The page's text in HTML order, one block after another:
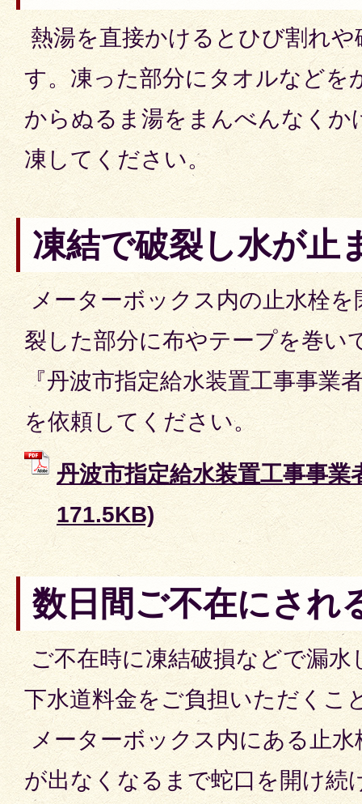
熱湯を直接かけるとひび割れ
す。凍った部分にタオルなどを
からぬるま湯をまんべんなくか
凍してください。
凍結で破裂し水が止
メーターボックス内の止水栓を
裂した部分に布やテープを巻い
『丹波市指定給水装置工事事業
を依頼してください。
丹波市指定給水装置工事事業
171.5KB)
数日間ご不在にされ
ご不在時に凍結破損などで漏
下水道料金をご負担いただくこ
メーターボックス内にある止
が出なくなるまで蛇口を開け続